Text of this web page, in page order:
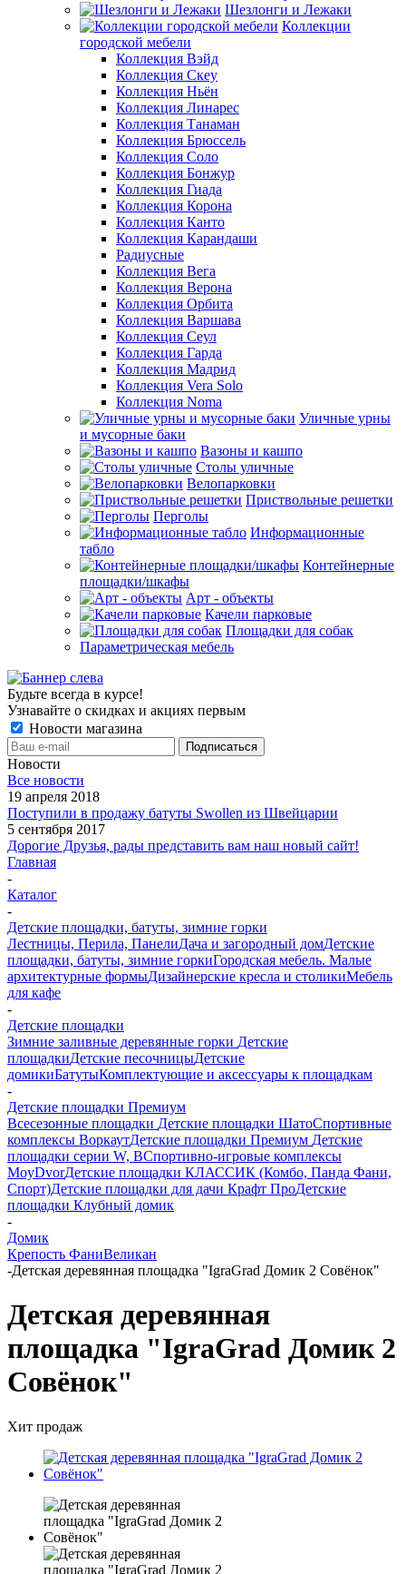
Шезлонги и Лежаки
Коллекции
городской мебели
Коллекция Вэйд
Коллекция Скеу
Коллекция Ньён
Коллекция Линарес
Коллекция Танаман
Коллекция Брюссель
Коллекция Соло
Коллекция Бонжур
Коллекция Гиада
Коллекция Корона
Коллекция Канто
Коллекция Карандаши
Радиусные
Коллекция Вега
Коллекция Верона
Коллекция Орбита
Коллекция Варшава
Коллекция Сеул
Коллекция Гарда
Коллекция Мадрид
Коллекция Vera Solo
Коллекция Noma
Уличные урны
и мусорные баки
Вазоны и кашпо
Столы уличные
Велопарковки
Приствольные решетки
Перголы
Информационные
табло
Контейнерные
площадки/шкафы
Арт - объекты
Качели парковые
Площадки для собак
Параметрическая мебель
Будьте всегда в курсе!
Узнавайте о скидках и акциях первым
Новости магазина
Новости
Все новости
19 апреля 2018
Поступили в продажу батуты Swollen из Швейцарии
5 сентября 2017
Дорогие Друзья, рады представить вам наш новый сайт!
Главная
-
Каталог
-
Детские площадки, батуты, зимние горки
Лестницы, Перила, ПанелиДача и загородный домДетские
площадки, батуты, зимние горкиГородская мебель. Малые
архитектурные формыДизайнерские кресла и столикиМебель
для кафе
-
Детские площадки
Зимние заливные деревянные горки Детские
площадкиДетские песочницыДетские
домикиБатутыКомплектующие и аксессуары к площадкам
-
Детские площадки Премиум
Всесезонные площадки Детские площадки ШатоСпортивные
комплексы ВоркаутДетские площадки Премиум Детские
площадки серии W, ВСпортивно-игровые комплексы
MoyDvorДетские площадки КЛАССИК (Комбо, Панда Фани,
Спорт)Детские площадки для дачи Крафт ПроДетские
площадки Клубный домик
-
Домик
Крепость ФаниВеликан
-Детская деревянная площадка "IgraGrad Домик 2 Совёнок"
Детская деревянная
площадка "IgraGrad Домик 2
Совёнок"
Хит продаж